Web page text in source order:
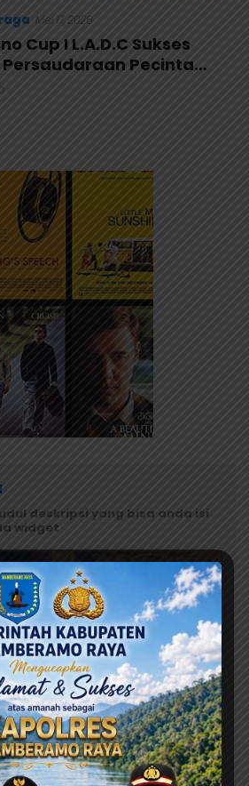
Mei 17, 2026
Cup I L.A.D.C Sukses
Pecinta
deskripsi yang bisa anda isi
widget
Nahkodai Ikatan Alumni